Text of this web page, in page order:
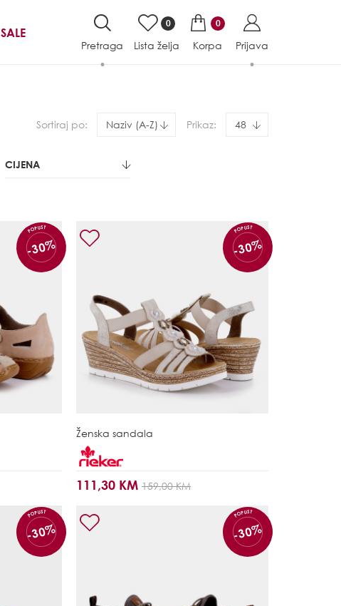
SALE
Pretraga
0
Lista želja
0
Korpa Prijava
Sortiraj po: Naziv (A-Z) Prikaz: 48
CIJENA
POPUST
-30%
POPUST
-30%
Ženska sandala
111,30 KM 159,00 KM
POPUST
-30%
POPUST
-30%